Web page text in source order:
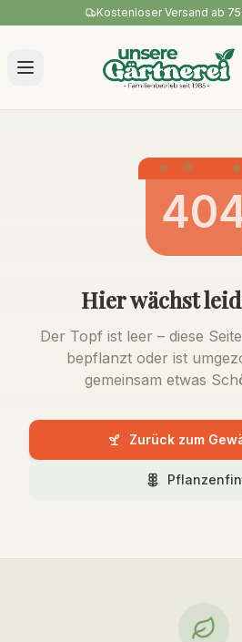
Kostenloser Versand ab
Hier wächst
Der Topf ist leer – diese
bepflanzt oder ist
gemeinsam etwas
Zurück zum